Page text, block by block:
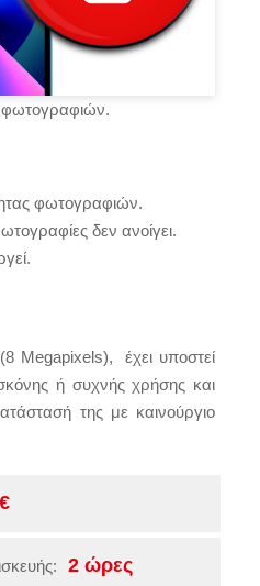
φωτογραφιών.
φωτογραφιών.
δεν ανοίγει.
Megapixels), έχει υποστεί
ή συχνής χρήσης και
της με καινούργιο
2 ώρες